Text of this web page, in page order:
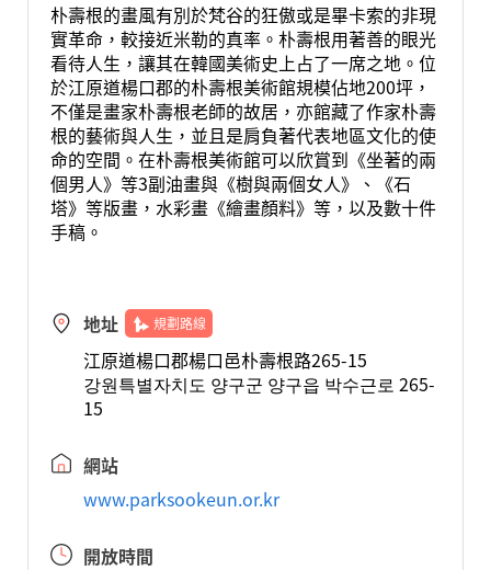
朴壽根的畫風有別於梵谷的狂傲或是畢卡索的非現
實革命，較接近米勒的真率。朴壽根用著善的眼光
看待人生，讓其在韓國美術史上占了一席之地。位
於江原道楊口郡的朴壽根美術館規模佔地200坪，
不僅是畫家朴壽根老師的故居，亦館藏了作家朴壽
根的藝術與人生，並且是肩負著代表地區文化的使
命的空間。在朴壽根美術館可以欣賞到《坐著的兩
個男人》等3副油畫與《樹與兩個女人》、《石
塔》等版畫，水彩畫《繪畫顏料》等，以及數十件
手稿。
地址 規劃路線
江原道楊口郡楊口邑朴壽根路265-15
강원특별자치도 양구군 양구읍 박수근로 265-
15
網站
www.parksookeun.or.kr
開放時間